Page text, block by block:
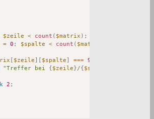
$zeile < count ( $matrix ) ;
= 0 ; $spalte < count ( $matrix
[ $zeile ] [ $spalte ] === 99
"Treffer bei {$zeile}/{$spalte
2 ;